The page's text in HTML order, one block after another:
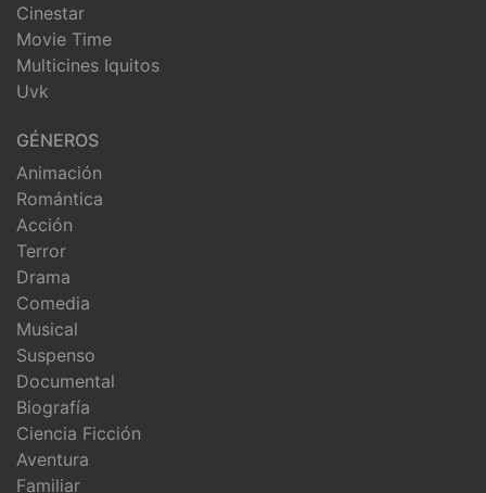
Cinestar
Movie Time
Multicines Iquitos
Uvk
GÉNEROS
Animación
Romántica
Acción
Terror
Drama
Comedia
Musical
Suspenso
Documental
Biografía
Ciencia Ficción
Aventura
Familiar